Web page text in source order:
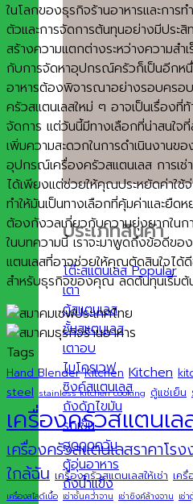
ประเภทสินค้า
โต๊ะสแตนเลส
เตา
ตู้สแตนเลส
ชั้นสแตนเลส
เตาอบ
ไมโครเวฟ
ซิงค์สแตนเลส
ถังดักไขมัน
รถเข็น
ฮูดดูดควัน
ตู้อุ่นอาหาร
ถังน้ำแข็ง
ในโลกของธุรกิจร้านอาหารและการ
ตัวและการจัดการต้นทุนอย่างมีประ
สร้างความแตกต่างระหว่างความสำ
กับการจัดหาอุปกรณ์ครัวก็เป็นอีกห
อาหารต้องพิจารณาอย่างรอบครอ
ครัวสแตนเลสใหม่ ๆ อาจเป็นเรื่องที่
จัดการ แต่วันนี้มีทางเลือกที่น่าสนใจ
เพิ่มความสะดวกในการดำเนินงาน
อุปกรณ์เครื่องครัวสแตนเลส การเ
ได้เพียงแต่ช่วยให้คุณประหยัดค่าใ
ทำให้มันเป็นทางเลือกที่คุ้มค่าและยื
ต้องกังวลเกี่ยวกับความยุ่งยากใน
ในบทความนี้ เราจะมาพูดถึงข้อดีข
แตนเลสที่อาจช่วยให้คุณตัดสินใจได้
สำหรับธุรกิจของคุณ ลดต้นทุนเริ่มต้
Tags
Hand Blender Kitchen Kitchen
steel stainless kitchen cooking ตู้แช่เย็น
เครื่องครัวสแตนเล
เครื่องครัวสแตนเลสราคาโรง
ใกล้ฉัน เครื่องครัวสแตนเลสให้เช่า เค
เครื่องสไลด์เนื้อ เช่าชั้นคว่ำจาน เช่าซิงค์ล้างจาน เช่